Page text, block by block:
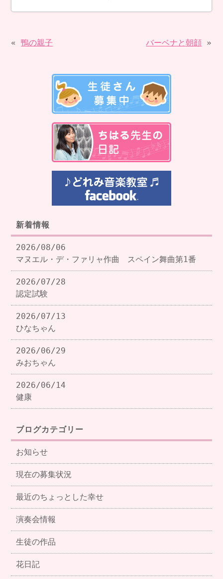
«鴨の親子 バーベナと朝顔 »
新着情報
2026/08/06
マヌエル・デ・ファリャ作曲 スペイン舞曲第1番
2026/07/28
認定試験
2026/07/13
ひなちゃん
2026/06/29
みおちゃん
2026/06/14
健康
ブログカテゴリー
お知らせ
現在の募集状況
最近のちょっとした幸せ
演奏会情報
生徒の作品
花日記